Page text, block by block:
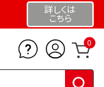
詳しくは
こちら
0